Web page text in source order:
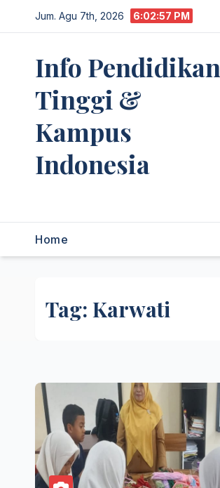
to
Jum. Agu 7th, 2026 6:02:57 PM
Info Pendidikan
Tinggi &
Kampus
Indonesia
Home
Tag: Karwati